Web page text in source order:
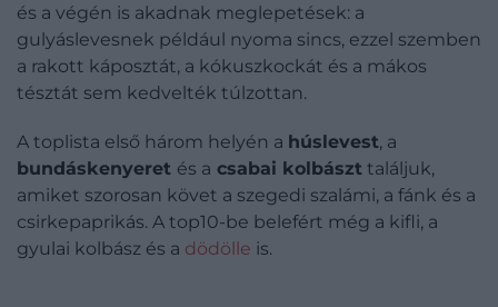
és a végén is akadnak meglepetések: a
gulyáslevesnek például nyoma sincs, ezzel szemben
a rakott káposztát, a kókuszkockát és a mákos
tésztát sem kedvelték túlzottan.
A toplista első három helyén a húslevest, a
bundáskenyeret és a csabai kolbászt találjuk,
amiket szorosan követ a szegedi szalámi, a fánk és a
csirkepaprikás. A top10-be belefért még a kifli, a
gyulai kolbász és a dödölle is.